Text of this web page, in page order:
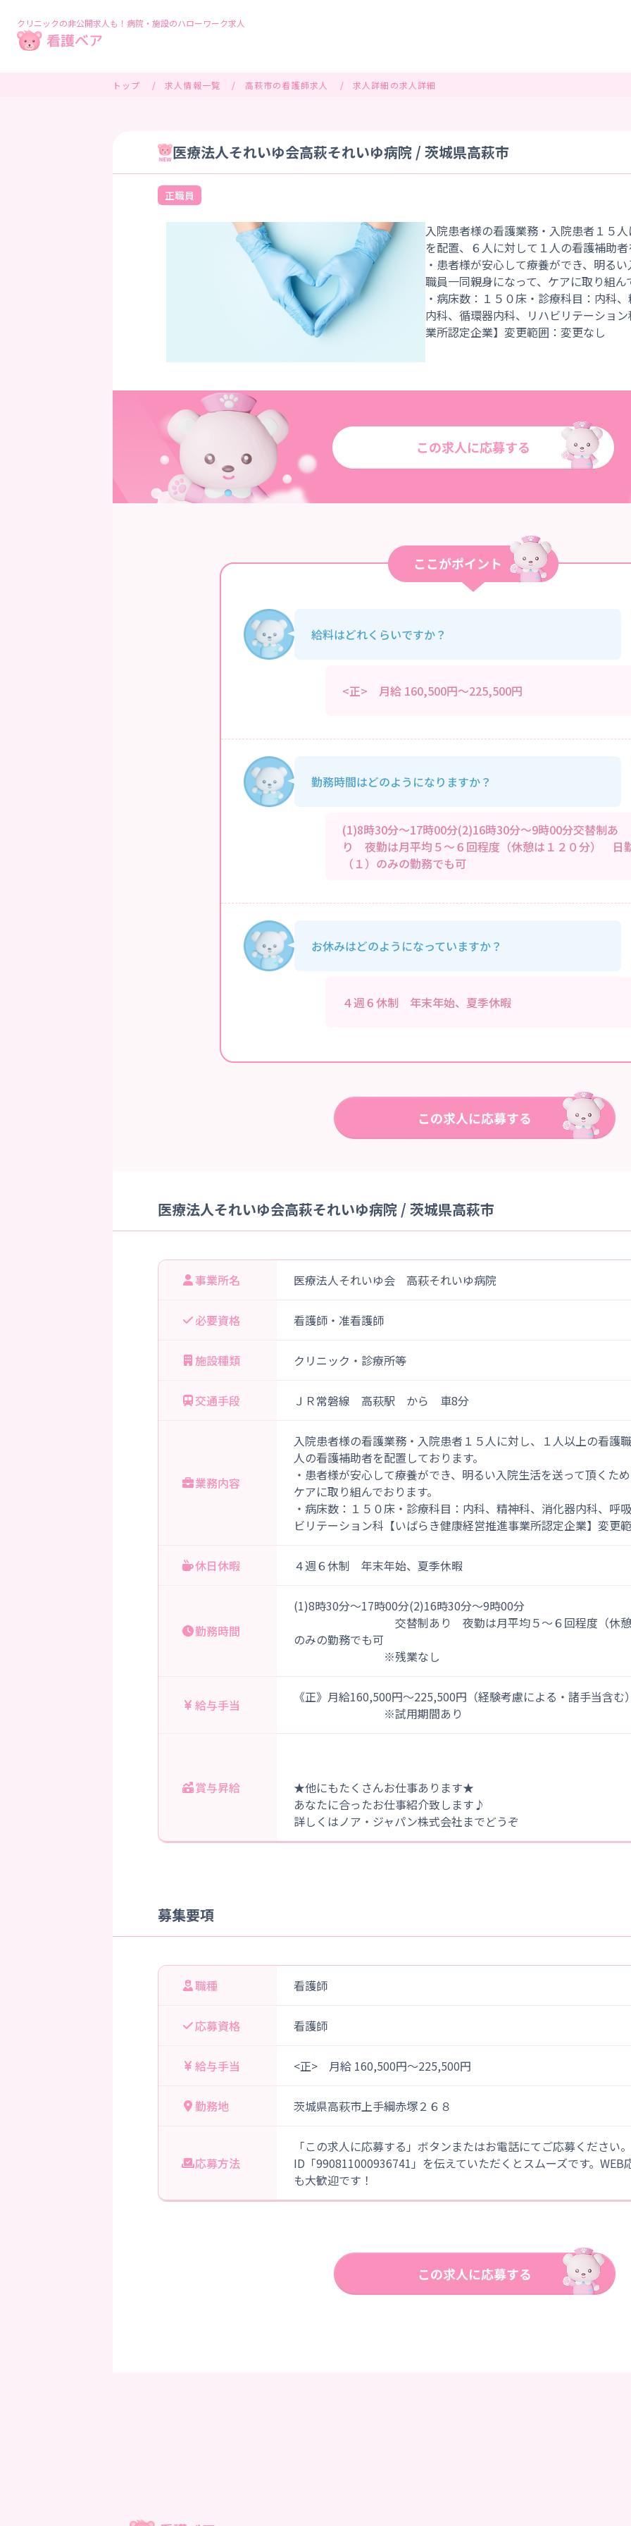
クリニックの非公開求人も！病院・施設のハローワーク求人
トップ 求人情報一覧 高萩市の看護師求人 求人詳細の求人詳細
医療法人それいゆ会高萩それいゆ病院 / 茨城県高萩市
正職員
入院患者様の看護業務・入院患者１５
を配置、６人に対して１人の看護補助
・患者様が安心して療養ができ、明る
職員一同親身になって、ケアに取り組ん
・病床数：１５０床・診療科目：内科
内科、循環器内科、リハビリテーショ
給料はどれくらいですか？
<正> 月給 160,500円～225,500円
勤務時間はどのようになりますか？
(1)8時30分～17時00分(2)16時30分～9時00分交替制あ
り 夜勤は月平均５～６回程度（休憩は１２０分） 日
（１）のみの勤務でも可
お休みはどのようになっていますか？
４週６休制 年末年始、夏季休暇
医療法人それいゆ会高萩それいゆ病院 / 茨城県高萩市
事業所名 医療法人それいゆ会 高萩それいゆ病院
必要資格 看護師・准看護師
施設種類 クリニック・診療所等
交通手段 ＪＲ常磐線 高萩駅 から 車8分
業務内容
入院患者様の看護業務・入院患者１５人に対し、１人以上の看護
人の看護補助者を配置しております。
・患者様が安心して療養ができ、明るい入院生活を送って頂くた
ケアに取り組んでおります。
・病床数：１５０床・診療科目：内科、精神科、消化器内科、呼
ビリテーション科【いばらき健康経営推進事業所認定企業】変更
休日休暇 ４週６休制 年末年始、夏季休暇
勤務時間
(1)8時30分～17時00分(2)16時30分～9時00分
交替制あり 夜勤は月平均５～６回程度（休憩は
のみの勤務でも可
※残業なし
給与手当
《正》月給160,500円～225,500円（経験考慮による・諸手当含む
※試用期間あり
賞与昇給
★他にもたくさんお仕事あります★
あなたに合ったお仕事紹介致します♪
詳しくはノア・ジャパン株式会社までどうぞ
募集要項
職種 看護師
応募資格 看護師
給与手当 <正> 月給 160,500円～225,500円
勤務地 茨城県高萩市上手綱赤塚２６８
応募方法
「この求人に応募する」ボタンまたはお電話にてご応募ください
ID「990811000936741」を伝えていただくとスムーズです。WEB
も大歓迎です！